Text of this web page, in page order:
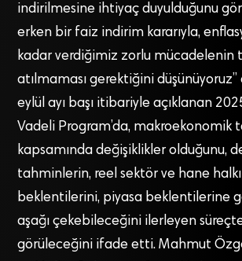
indirilmesine ihtiyaç duyulduğunu
erken bir faiz indirim kararıyla,
kadar verdiğimiz zorlu mücadelenin
atılmaması gerektiğini
eylül ayı başı itibariyle açıklanan
Vadeli Program’da, makroekonomik
kapsamında değişiklikler olduğunu,
tahminlerin, reel sektör ve hane
beklentilerini, piyasa beklentilerine
aşağı çekebileceğini ilerleyen
görüleceğini ifade etti. Mahmut